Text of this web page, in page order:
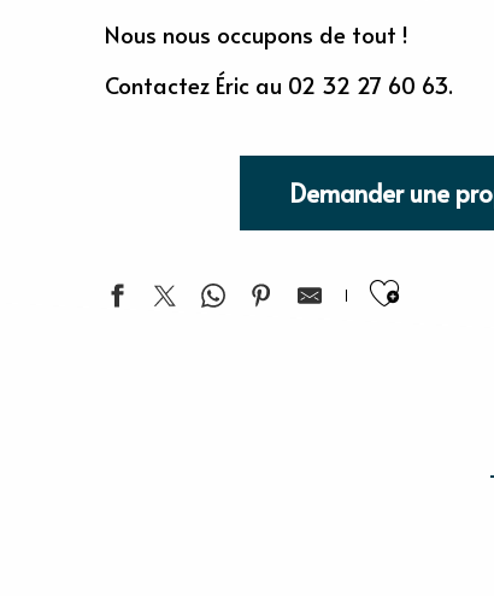
Nous nous occupons de tout !
Contactez Éric au 02 32 27 60 63.
Demander une